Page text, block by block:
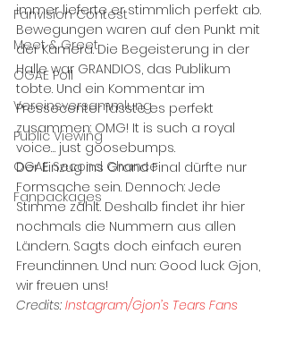
Fanvision Contest
Meet & Greet
OGAE Poll
Vereinsversammlung
Public Viewing
OGAE Second Chance
Fanpackages
immer lieferte er stimmlich perfekt ab.
Bewegungen waren auf den Punkt mit
der Kamera. Die Begeisterung in der
Halle war GRANDIOS, das Publikum
tobte. Und ein Kommentar im
Pressecenter fasste es perfekt
zusammen: OMG! It is such a royal
voice… just goosebumps.
Der Einzug ins Grand Final dürfte nur
Formsache sein. Dennoch: Jede
Stimme zählt. Deshalb findet ihr hier
nochmals die Nummern aus allen
Ländern. Sagts doch einfach euren
Freund:innen. Und nun: Good luck Gjon,
wir freuen uns!
Credits: Instagram/Gjon’s Tears Fans